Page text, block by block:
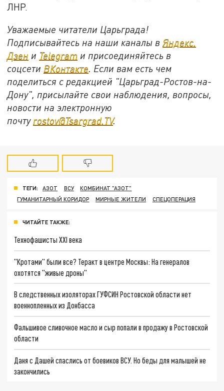
ЛНР.
Уважаемые читатели Царьграда!
Подписывайтесь на наши каналы вЯндекс.
Дзен и Telegram и присоединяйтесь в
соцсети ВКонтакте. Если вам есть чем
поделиться с редакцией "Царьград-Ростов-на-
Дону", присылайте свои наблюдения, вопросы,
новости на электронную
почту rostov@Tsargrad.ТV.
ТЕГИ: АЗОТ ВСУ
КОМБИНАТ "АЗОТ"
ГУМАНИТАРНЫЙ КОРИДОР
МИРНЫЕ ЖИТЕЛИ СПЕЦОПЕРАЦИЯ
ЧИТАЙТЕ ТАКЖЕ:
Технофашисты XXI века
"Кротами" были все? Теракт в центре Москвы: На генералов
охотятся "живые дроны"
В следственных изоляторах ГУФСИН Ростовской области нет
военнопленных из Донбасса
Фальшивое сливочное масло и сыр попали в продажу в Ростовской
области
Даня с Дашей спаслись от боевиков ВСУ. Но беды для малышей не
закончились